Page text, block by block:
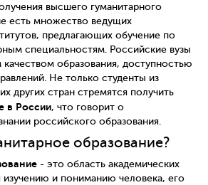
высшего гуманитарного
есть множество ведущих
предлагающих обучение по
специальностям. Российские вузы
образования, доступностью
Не только студенты из
других стран стремятся получить
в России, что говорит о
российского образования.
образование?
- это область академических
изучению и пониманию человека, его